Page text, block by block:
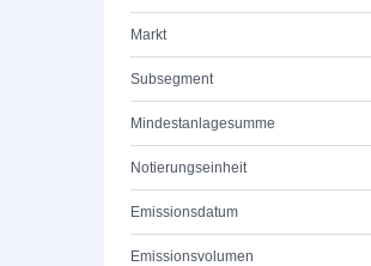
Markt
Subsegment
Mindestanlagesumme
Notierungseinheit
Emissionsdatum
Emissionsvolumen